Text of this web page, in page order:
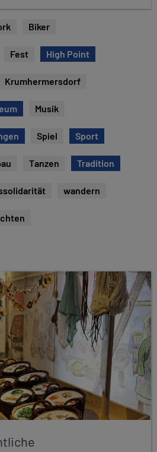
Biker
Fest High Point
Krumhermersdorf
Musik
Spiel Sport
Tanzen Tradition
wandern